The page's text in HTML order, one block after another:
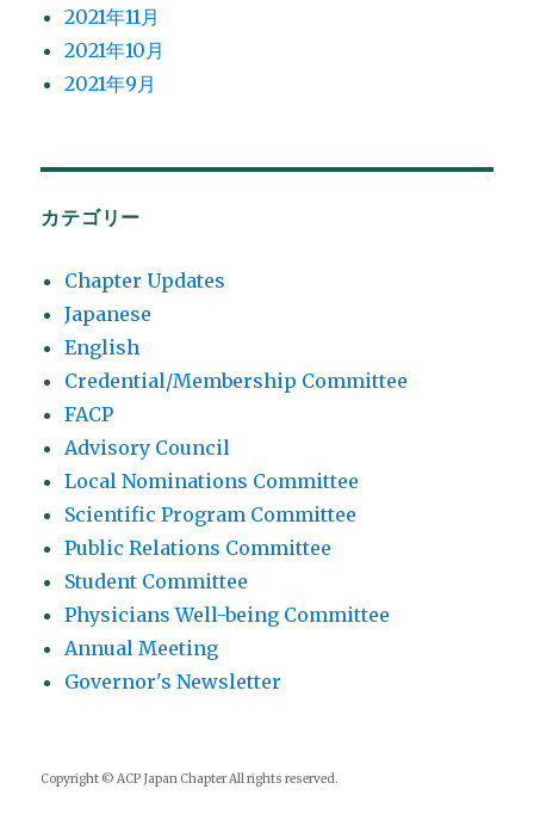
2021年11月
2021年10月
2021年9月
カテゴリー
Chapter Updates
Japanese
English
Credential/Membership Committee
FACP
Advisory Council
Local Nominations Committee
Scientific Program Committee
Public Relations Committee
Student Committee
Physicians Well-being Committee
Annual Meeting
Governor's Newsletter
Copyright © ACP Japan Chapter All rights reserved.